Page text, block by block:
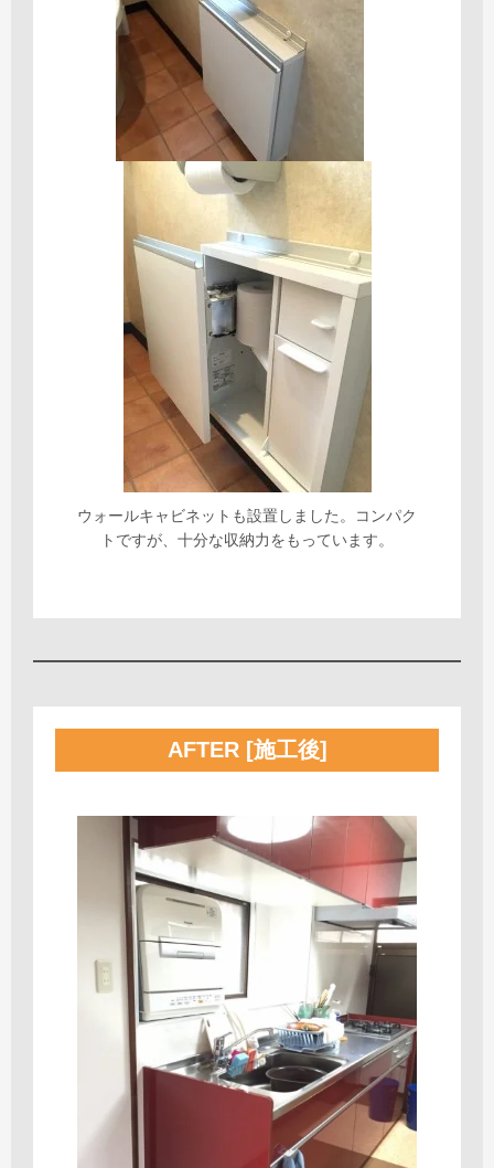
ウォールキャビネットも設置しました。コンパク
トですが、十分な収納力をもっています。
AFTER [施工後]